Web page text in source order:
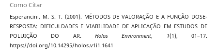
Como Citar
Esperancini, M. S. T. (2001). MÉTODOS DE VALORAÇÃO E A FUNÇÃO DOSE-
RESPOSTA: DIFICULDADES E VIABILIDADE DE APLICAÇÃO EM ESTUDOS DE
POLUIÇÃO DO AR. Holos Environment, 1(1), 01–17.
https://doi.org/10.14295/holos.v1i1.1641